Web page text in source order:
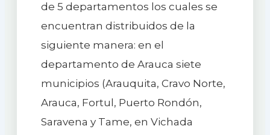
de 5 departamentos los cuales se
encuentran distribuidos de la
siguiente manera: en el
departamento de Arauca siete
municipios (Arauquita, Cravo Norte,
Arauca, Fortul, Puerto Rondón,
Saravena y Tame, en Vichada